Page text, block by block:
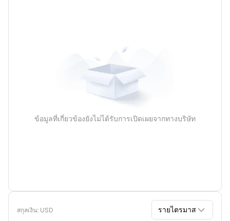
ข้อมูลที่เกี่ยวข้องยังไม่ได้รับการเปิดเผยจากทางบริษัท
สกุลเงิน: USD รายไตรมาส 